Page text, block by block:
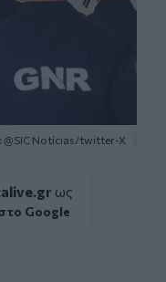
@SIC Notícias/twitter-X
ως
Google